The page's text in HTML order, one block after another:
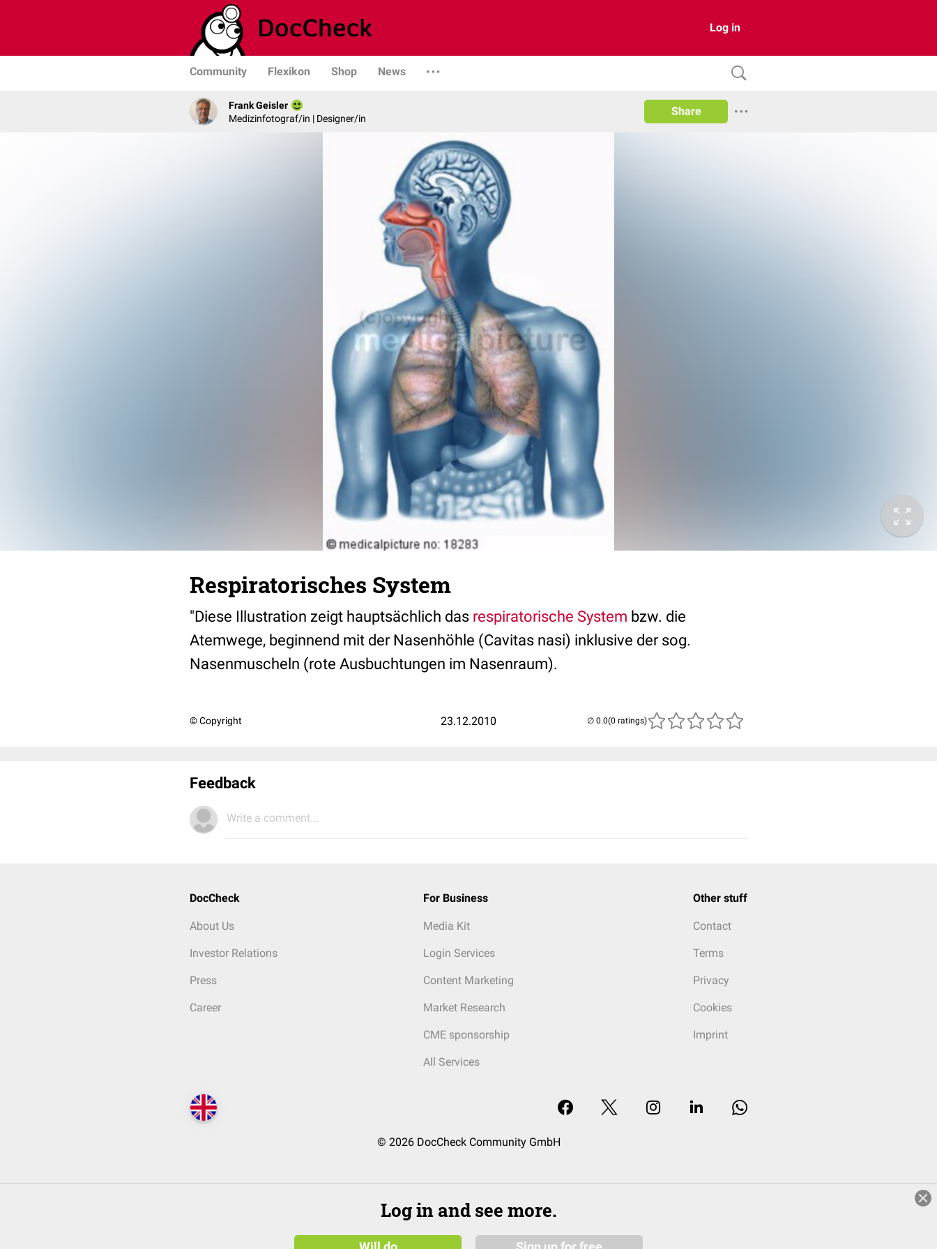
Log in
Community Flexikon Shop News
Frank Geisler
Medizinfotograf/in | Designer/in
Share
Respiratorisches System
"Diese Illustration zeigt hauptsächlich das respiratorische System bzw. die
Atemwege, beginnend mit der Nasenhöhle (Cavitas nasi) inklusive der sog.
Nasenmuscheln (rote Ausbuchtungen im Nasenraum).
© Copyright 23.12.2010 (0 ratings)
Feedback
Write a comment...
DocCheck
About Us
Investor Relations
Press
Career
For Business
Media Kit
Login Services
Content Marketing
Market Research
CME sponsorship
All Services
Other stuff
Contact
Terms
Privacy
Cookies
Imprint
© 2026 DocCheck Community GmbH
Log in and see more.